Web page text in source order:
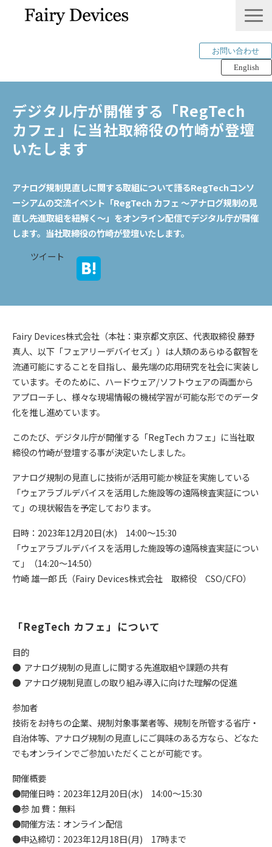
お問い合わせ
English
THINKLET®︎ / CWS
AI解析
RECRUIT
Tech Blog
デジタル庁が開催する「RegTech
カフェ」に当社取締役の竹崎が登壇
いたします
アナログ規制見直しに関する取組について語るRegTechコンソ
ーシアムの交流イベント「RegTech カフェ ～アナログ規制の見
直し先進取組を紐解く～」をオンライン配信でデジタル庁が開催
します。当社取締役の竹崎が登壇いたします。
ツイート
Fairy Devices株式会社（本社：東京都文京区、代表取締役 藤野
真人、以下「フェアリーデバイセズ」）は人類のあらゆる叡智を
流通可能にすることを目指し、最先端の応用研究を社会に実装し
ています。そのために、ハードウェア/ソフトウェアの両面から
アプローチし、様々な現場情報の機械学習が可能な形でのデータ
化を推し進めています。
このたび、デジタル庁が開催する「RegTech カフェ」に当社取
締役の竹崎が登壇する事が決定いたしました。
アナログ規制の見直しに技術が活用可能か検証を実施している
「ウェアラブルデバイスを活用した施設等の遠隔検査実証につい
て」の現状報告を予定しております。
日時：2023年12月20日(水) 14:00～15:30
「ウェアラブルデバイスを活用した施設等の遠隔検査実証につい
て」（14:20～14:50）
竹崎 雄一郎 氏（Fairy Devices株式会社 取締役 CSO/CFO）
「RegTech カフェ」について
目的
● アナログ規制の見直しに関する先進取組や課題の共有
● アナログ規制見直しの取り組み導入に向けた理解の促進
参加者
技術をお持ちの企業、規制対象事業者等、規制を所管する省庁・
自治体等、アナログ規制の見直しにご興味のある方なら、どなた
でもオンラインでご参加いただくことが可能です。
開催概要
●開催日時：2023年12月20日(水) 14:00～15:30
●参 加 費：無料
●開催方法：オンライン配信
●申込締切：2023年12月18日(月) 17時まで